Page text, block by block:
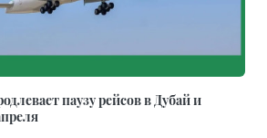
паузу рейсов в Дубай и